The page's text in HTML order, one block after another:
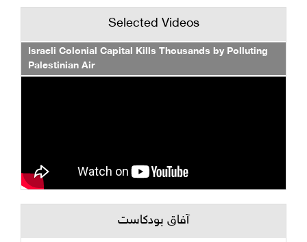
Selected Videos
Israeli Colonial Capital Kills Thousands by Polluting
Palestinian Air
آفاق بودكاست